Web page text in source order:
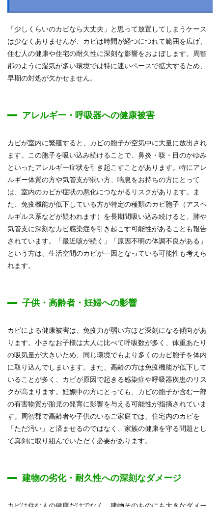
「少しくらいのカビなら大丈夫」と思って放置してしまうケース
は少なくありませんが、カビは時間が経つにつれて範囲を広げ、
住む人の健康や住宅の耐久性に深刻な影響をおよぼします。周智
郡のように湿気が多い環境では特に速いペースで拡大するため、
早期の対処が欠かせません。
アレルギー・呼吸器への健康被害
カビが室内に繁殖すると、カビの胞子が空気中に大量に放出され
ます。この胞子を吸い込み続けることで、鼻炎・咳・目のかゆみ
といったアレルギー症状を引き起こすことがあります。特にアレ
ルギー体質の方や気管支が弱い方、喘息をお持ちの方にとって
は、室内のカビが症状の悪化につながるリスクがあります。ま
た、免疫機能が低下している方が特定の種類のカビ胞子（アスペ
ルギルス系などが疑われます）を長期間吸い込み続けると、肺や
気管支に深刻なカビ感染症を引き起こす可能性があることも報告
されています。「最近咳が続く」「原因不明の体調不良がある」
という方は、生活空間のカビが一因となっている可能性も考えら
れます。
子供・高齢者・妊婦への影響
カビによる健康被害は、免疫力が弱い方ほど深刻になる傾向があ
ります。小さなお子様は大人に比べて呼吸数が多く、体重あたり
の吸気量が大きいため、同じ環境でもより多くのカビ胞子を体内
に取り込んでしまいます。また、高齢の方は免疫機能が低下して
いることが多く、カビが原因で起きる感染症や呼吸器疾患のリス
クが高まります。妊娠中の方にとっても、カビの胞子が含む一部
の有害物質が胎児の発育に影響を与える可能性が指摘されていま
す。周智郡で高齢者や子供のいるご家庭では、住宅内のカビを
「ただ汚い」と済ませるのではなく、家族の健康を守る問題とし
て真剣に取り組んでいただく必要があります。
建物の劣化・耐久性への深刻なダメージ
カビは住む人の健康だけでなく、建物そのものにも大きなダメー